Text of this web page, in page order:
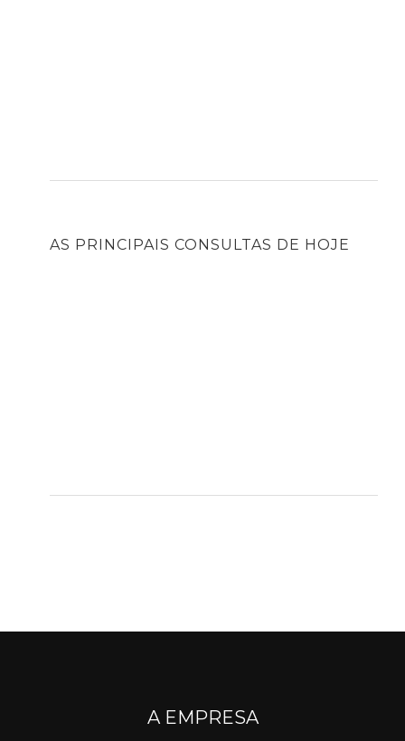
AS PRINCIPAIS CONSULTAS DE HOJE
A EMPRESA